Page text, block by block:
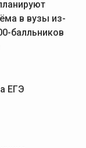
в вузы из-
балльников
ЕГЭ